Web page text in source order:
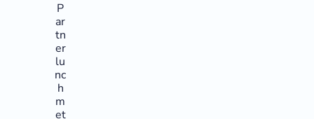
P
ar
tn
er
lu
nc
h
m
et